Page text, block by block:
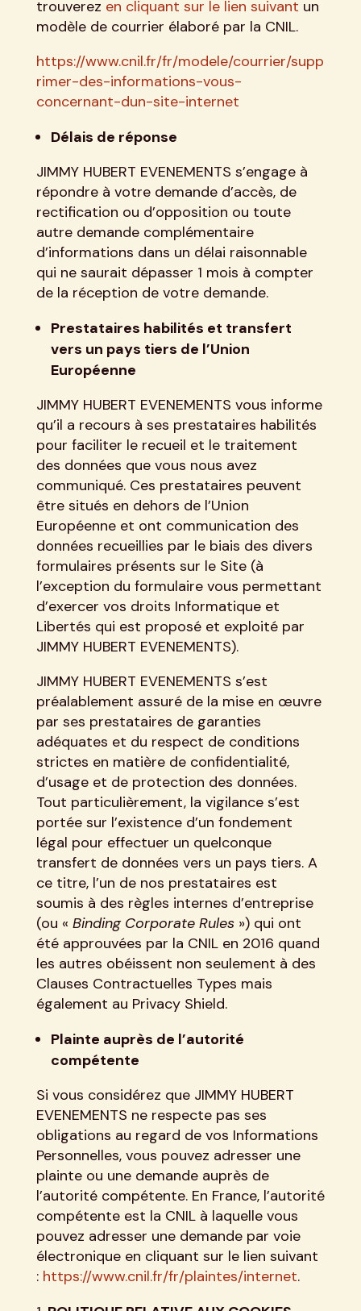
trouverez en cliquant sur le lien suivant un
modèle de courrier élaboré par la CNIL.
https://www.cnil.fr/fr/modele/courrier/supp
rimer-des-informations-vous-
concernant-dun-site-internet
Délais de réponse
JIMMY HUBERT EVENEMENTS s’engage à
répondre à votre demande d’accès, de
rectification ou d’opposition ou toute
autre demande complémentaire
d’informations dans un délai raisonnable
qui ne saurait dépasser 1 mois à compter
de la réception de votre demande.
Prestataires habilités et transfert
vers un pays tiers de l’Union
Européenne
JIMMY HUBERT EVENEMENTS vous informe
qu’il a recours à ses prestataires habilités
pour faciliter le recueil et le traitement
des données que vous nous avez
communiqué. Ces prestataires peuvent
être situés en dehors de l’Union
Européenne et ont communication des
données recueillies par le biais des divers
formulaires présents sur le Site (à
l’exception du formulaire vous permettant
d’exercer vos droits Informatique et
Libertés qui est proposé et exploité par
JIMMY HUBERT EVENEMENTS).
JIMMY HUBERT EVENEMENTS s’est
préalablement assuré de la mise en œuvre
par ses prestataires de garanties
adéquates et du respect de conditions
strictes en matière de confidentialité,
d’usage et de protection des données.
Tout particulièrement, la vigilance s’est
portée sur l’existence d’un fondement
légal pour effectuer un quelconque
transfert de données vers un pays tiers. A
ce titre, l’un de nos prestataires est
soumis à des règles internes d’entreprise
(ou « Binding Corporate Rules») qui ont
été approuvées par la CNIL en 2016 quand
les autres obéissent non seulement à des
Clauses Contractuelles Types mais
également au Privacy Shield.
Plainte auprès de l’autorité
compétente
Si vous considérez que JIMMY HUBERT
EVENEMENTS ne respecte pas ses
obligations au regard de vos Informations
Personnelles, vous pouvez adresser une
plainte ou une demande auprès de
l’autorité compétente. En France, l’autorité
compétente est la CNIL à laquelle vous
pouvez adresser une demande par voie
électronique en cliquant sur le lien suivant
: https://www.cnil.fr/fr/plaintes/internet.